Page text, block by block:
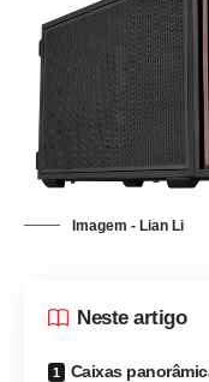
Imagem - Lian Li
Neste artigo
Caixas